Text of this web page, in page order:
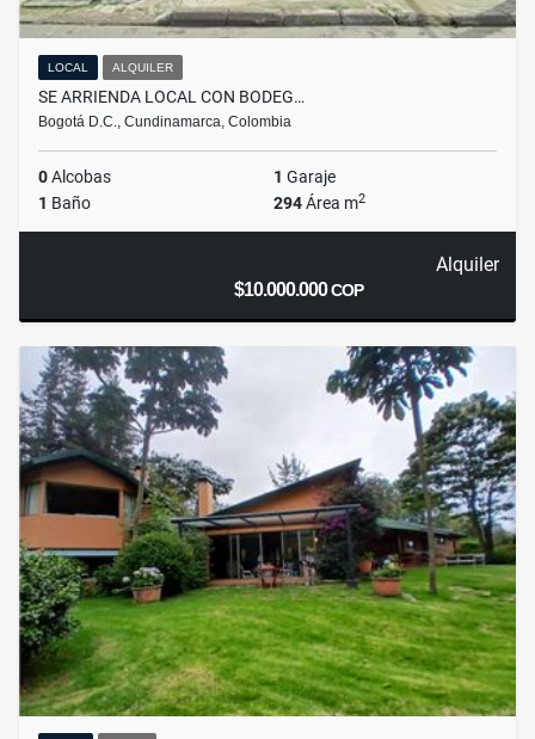
LOCAL ALQUILER
SE ARRIENDA LOCAL CON BODEG…
Bogotá D.C., Cundinamarca, Colombia
0Alcobas 1 Garaje
1 Baño 294Área m2
Alquiler
$10.000.000COP